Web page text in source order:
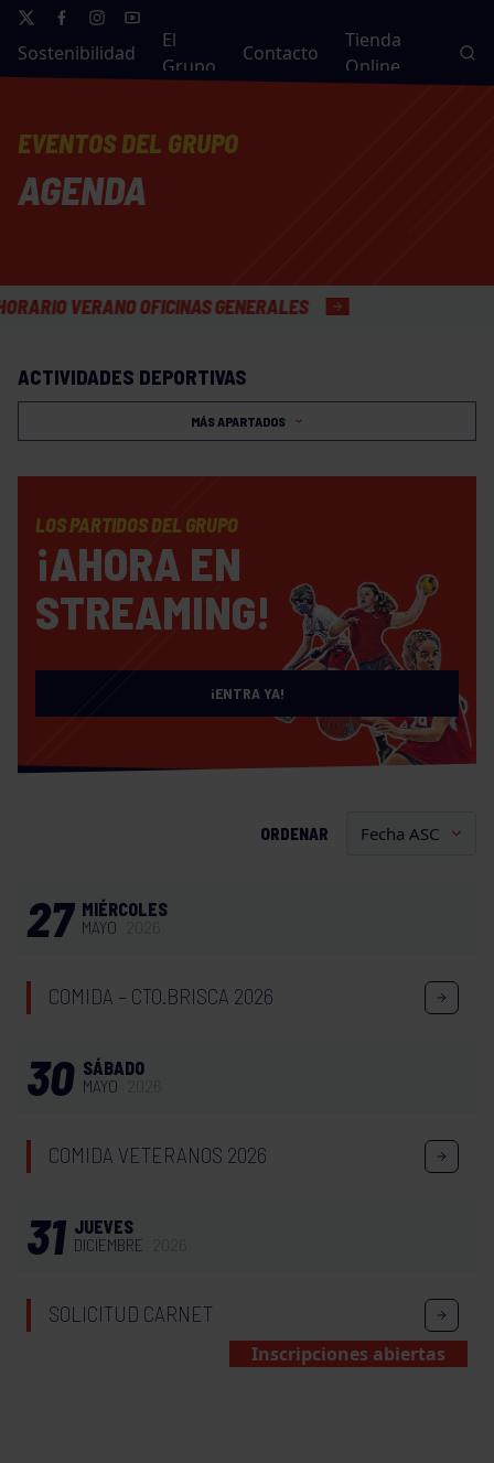
Sostenibilidad
El
Grupo
Contacto
Tienda
Online
EVENTOS DEL GRUPO
AGENDA
VERANO OFICINAS GENERALES
ACTIVIDADES DEPORTIVAS
MÁS APARTADOS
LOS PARTIDOS DEL GRUPO
¡AHORA EN
STREAMING!
¡ENTRA YA!
ORDENAR
27 MIÉRCOLES
MAYO
COMIDA – CTO.BRISCA 2026
30 SÁBADO
MAYO
COMIDA VETERANOS 2026
31 JUEVES
DICIEMBRE
SOLICITUD CARNET
Inscripciones abiertas